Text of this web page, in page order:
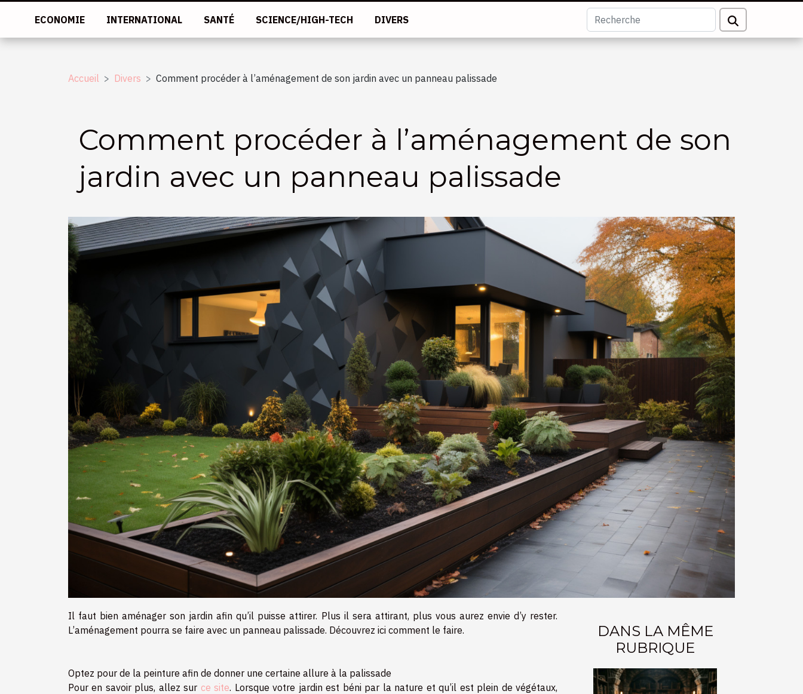
ECONOMIE INTERNATIONAL SANTÉ SCIENCE/HIGH-TECH DIVERS
Accueil Divers Comment procéder à l’aménagement de son jardin avec un panneau palissade
Comment procéder à l’aménagement de son
jardin avec un panneau palissade
Il faut bien aménager son jardin afin qu’il puisse attirer. Plus il sera attirant, plus vous aurez envie d’y rester.
L’aménagement pourra se faire avec un panneau palissade. Découvrez ici comment le faire.
Optez pour de la peinture afin de donner une certaine allure à la palissade
Pour en savoir plus, allez sur ce site. Lorsque votre jardin est béni par la nature et qu’il est plein de végétaux,
DANS LA MÊME
RUBRIQUE